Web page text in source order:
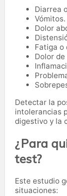
Diarrea
Vómitos.
Dolor
Fatiga o
Dolor de
Detectar la
intolerancias
digestivo y la
¿Para
test?
Este estudio
situaciones: